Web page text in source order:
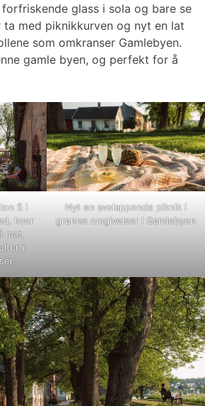
glass i sola og bare se
med piknikkurven og nyt en lat
som omkranser Gamlebyen.
gamle byen, og perfekt for å
5 i
hvor
mat,
i
Nyt en avslappende piknik i
grønne omgivelser i Gamlebyen